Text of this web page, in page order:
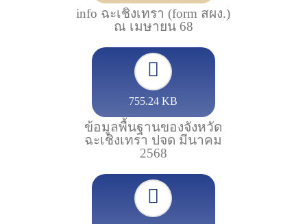
info ฉะเชิงเทรา (form สผง.)
ณ เมษายน 68
755.24 KB
ข้อมูลพื้นฐานของจังหวัด
ฉะเชิงเทรา ปจด มีนาคม
2568